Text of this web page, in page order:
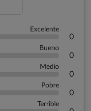
Excelente
0
Bueno
0
Medio
0
Pobre
0
Terrible